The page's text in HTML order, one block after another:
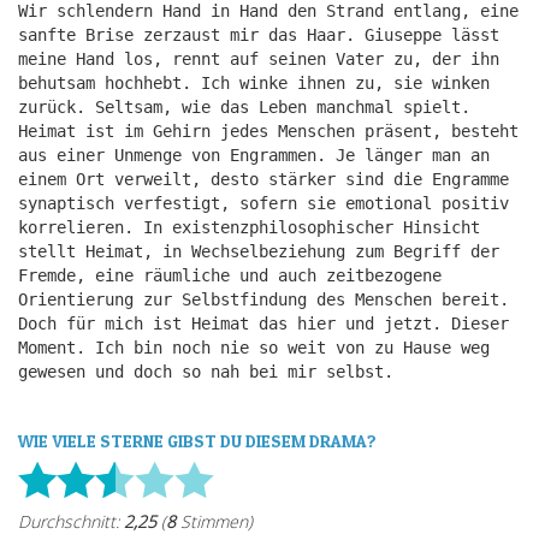
Wir schlendern Hand in Hand den Strand entlang, eine
sanfte Brise zerzaust mir das Haar. Giuseppe lässt
meine Hand los, rennt auf seinen Vater zu, der ihn
behutsam hochhebt. Ich winke ihnen zu, sie winken
zurück. Seltsam, wie das Leben manchmal spielt.
Heimat ist im Gehirn jedes Menschen präsent, besteht
aus einer Unmenge von Engrammen. Je länger man an
einem Ort verweilt, desto stärker sind die Engramme
synaptisch verfestigt, sofern sie emotional positiv
korrelieren. In existenzphilosophischer Hinsicht
stellt Heimat, in Wechselbeziehung zum Begriff der
Fremde, eine räumliche und auch zeitbezogene
Orientierung zur Selbstfindung des Menschen bereit.
Doch für mich ist Heimat das hier und jetzt. Dieser
Moment. Ich bin noch nie so weit von zu Hause weg
gewesen und doch so nah bei mir selbst.
WIE VIELE STERNE GIBST DU DIESEM DRAMA?